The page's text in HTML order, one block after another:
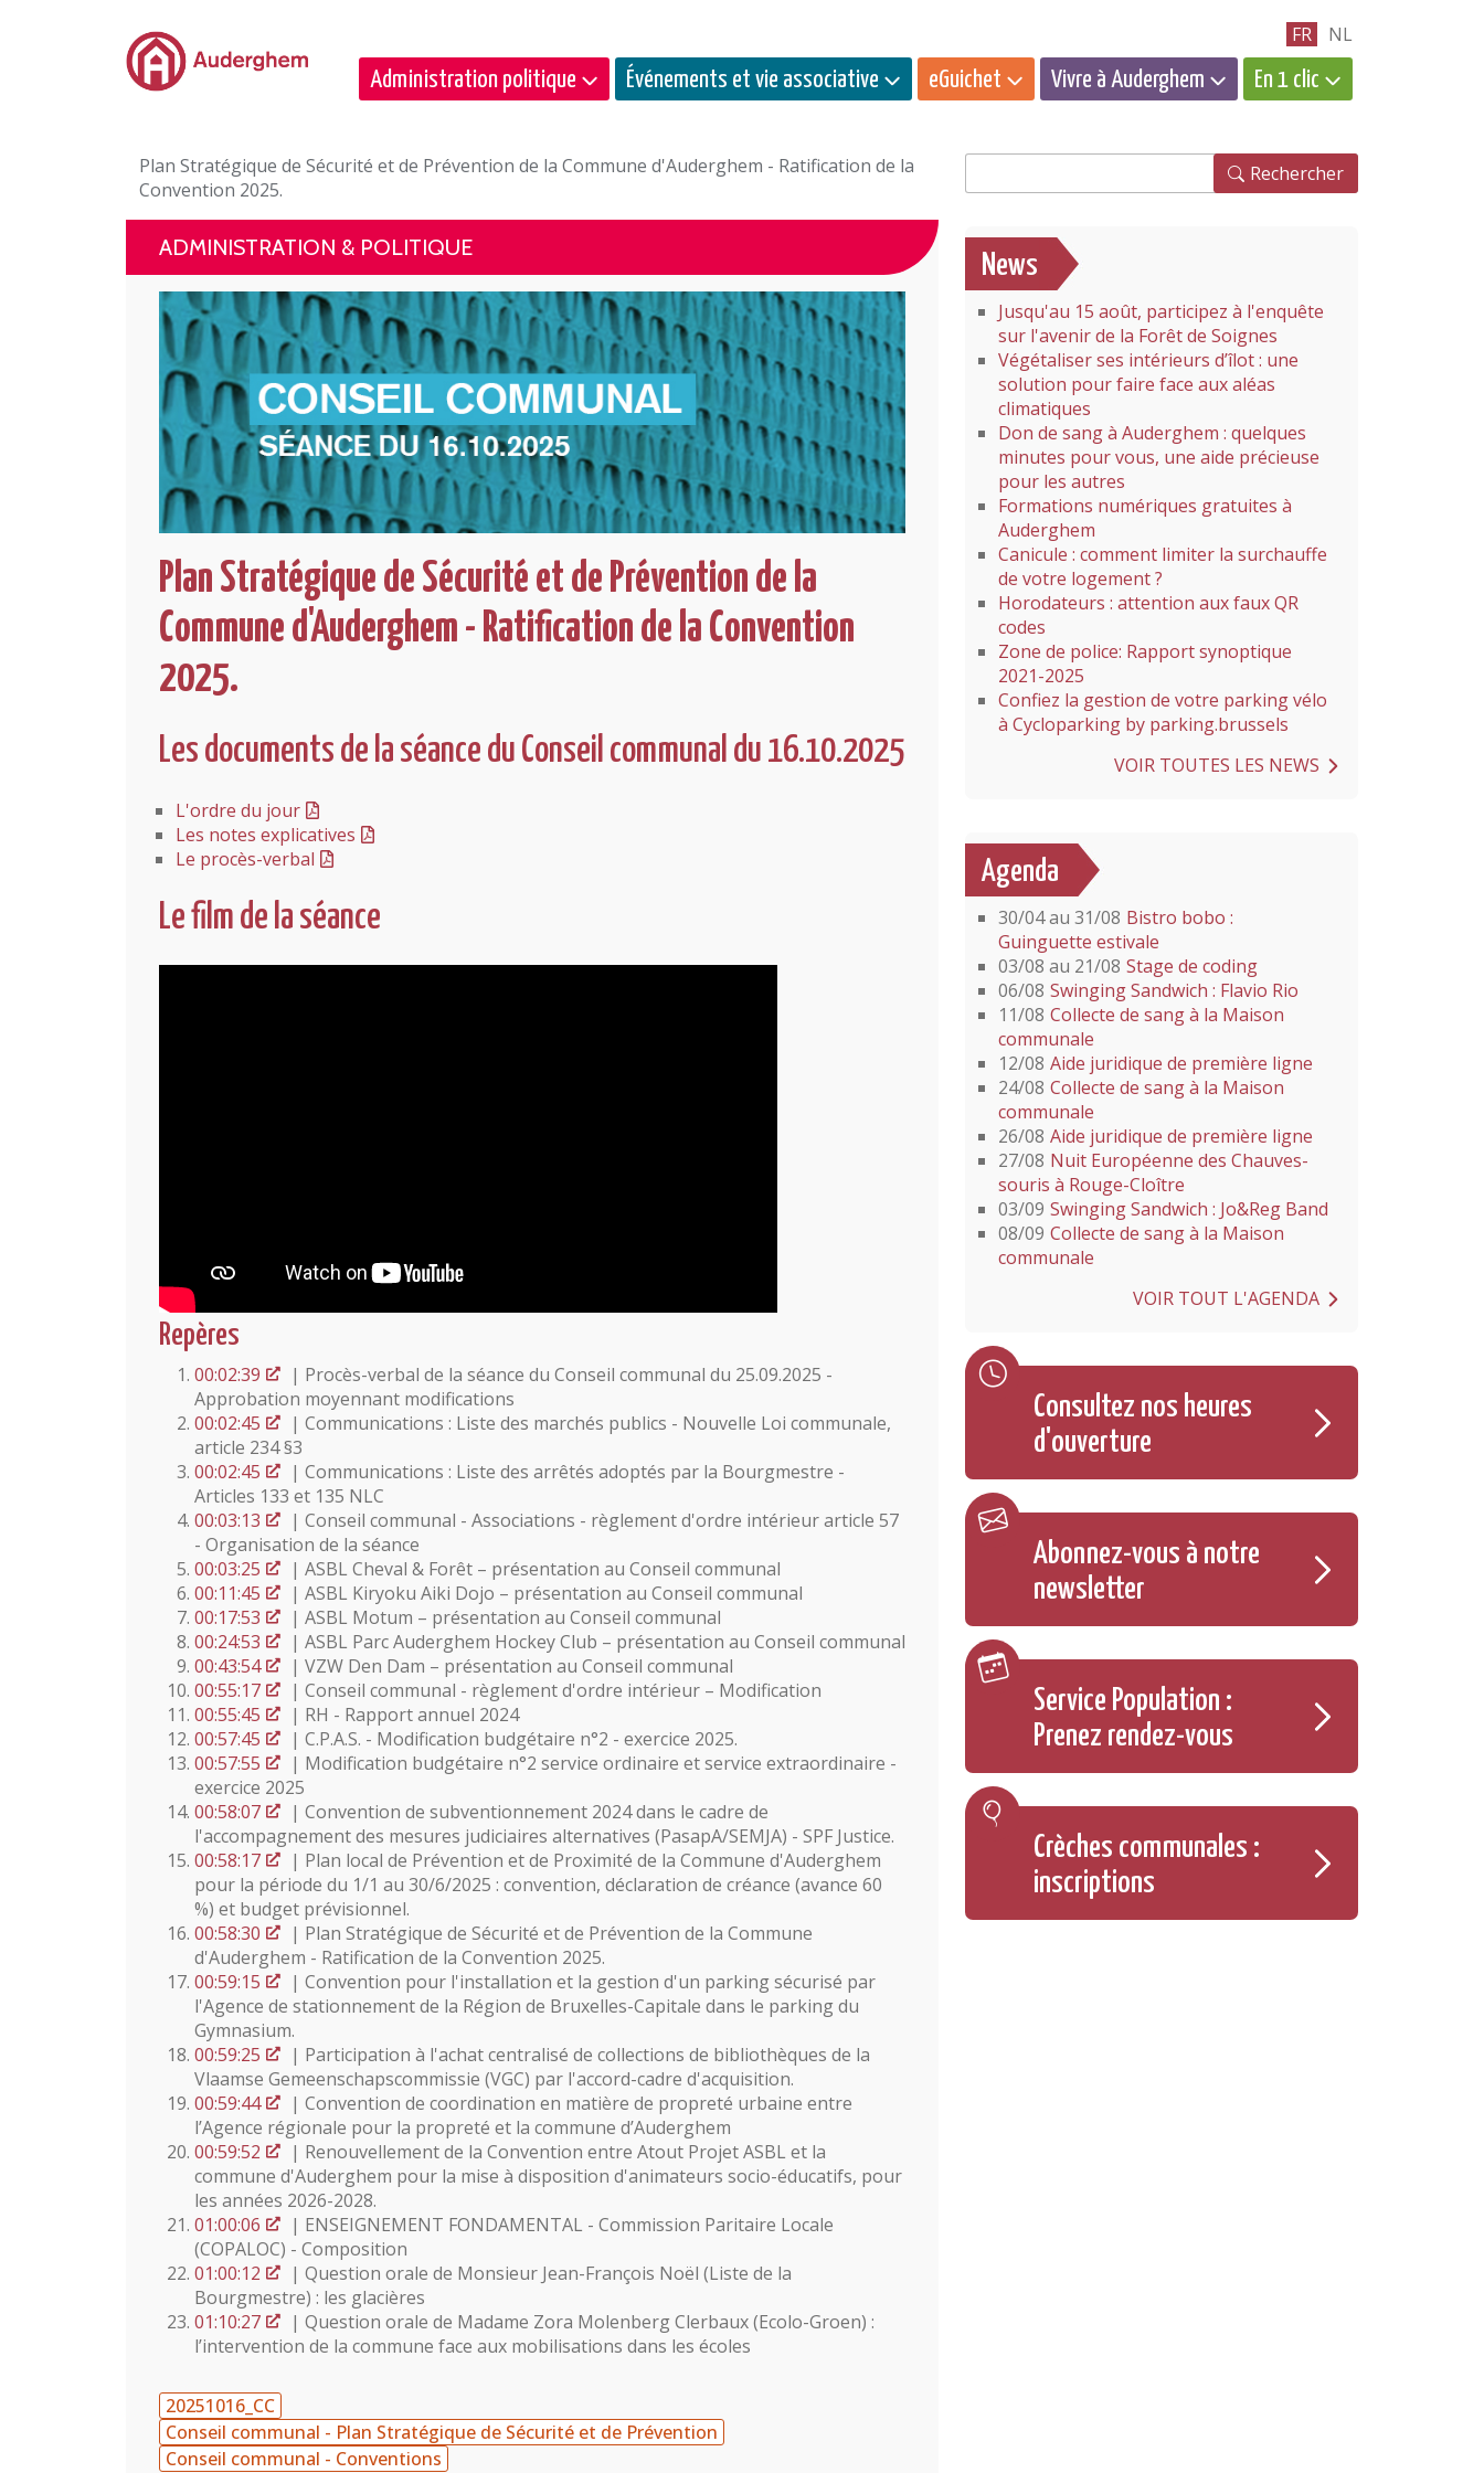
Passer au contenu principal FR NL
Administration politique Événements et vie associative eGuichet Vivre à Auderghem En 1 clic
Plan Stratégique de Sécurité et de Prévention de la Commune d'Auderghem - Ratification de la
Convention 2025.
ADMINISTRATION & POLITIQUE
Plan Stratégique de Sécurité et de Prévention de la
Commune d'Auderghem - Ratification de la Convention
2025.
Les documents de la séance du Conseil communal du 16.10.2025
L'ordre du jour
Les notes explicatives
Le procès-verbal
Le film de la séance
Repères
00:02:39
| Procès-verbal de la séance du Conseil communal du 25.09.2025 -
Approbation moyennant modifications
00:02:45
| Communications : Liste des marchés publics - Nouvelle Loi communale,
article 234 §3
00:02:45
| Communications : Liste des arrêtés adoptés par la Bourgmestre -
Articles 133 et 135 NLC
00:03:13
| Conseil communal - Associations - règlement d'ordre intérieur article 57
- Organisation de la séance
00:03:25
| ASBL Cheval & Forêt – présentation au Conseil communal
00:11:45
| ASBL Kiryoku Aiki Dojo – présentation au Conseil communal
00:17:53
| ASBL Motum – présentation au Conseil communal
00:24:53
| ASBL Parc Auderghem Hockey Club – présentation au Conseil communal
00:43:54
| VZW Den Dam – présentation au Conseil communal
00:55:17
| Conseil communal - règlement d'ordre intérieur – Modification
00:55:45
| RH - Rapport annuel 2024
00:57:45
| C.P.A.S. - Modification budgétaire n°2 - exercice 2025.
00:57:55
| Modification budgétaire n°2 service ordinaire et service extraordinaire -
exercice 2025
00:58:07
| Convention de subventionnement 2024 dans le cadre de
l'accompagnement des mesures judiciaires alternatives (PasapA/SEMJA) - SPF Justice.
00:58:17
| Plan local de Prévention et de Proximité de la Commune d'Auderghem
pour la période du 1/1 au 30/6/2025 : convention, déclaration de créance (avance 60
%) et budget prévisionnel.
00:58:30
| Plan Stratégique de Sécurité et de Prévention de la Commune
d'Auderghem - Ratification de la Convention 2025.
00:59:15
| Convention pour l'installation et la gestion d'un parking sécurisé par
l'Agence de stationnement de la Région de Bruxelles-Capitale dans le parking du
Gymnasium.
00:59:25
| Participation à l'achat centralisé de collections de bibliothèques de la
Vlaamse Gemeenschapscommissie (VGC) par l'accord-cadre d'acquisition.
00:59:44
| Convention de coordination en matière de propreté urbaine entre
l’Agence régionale pour la propreté et la commune d’Auderghem
00:59:52
| Renouvellement de la Convention entre Atout Projet ASBL et la
commune d'Auderghem pour la mise à disposition d'animateurs socio-éducatifs, pour
les années 2026-2028.
01:00:06
| ENSEIGNEMENT FONDAMENTAL - Commission Paritaire Locale
(COPALOC) - Composition
01:00:12
| Question orale de Monsieur Jean-François Noël (Liste de la
Bourgmestre) : les glacières
01:10:27
| Question orale de Madame Zora Molenberg Clerbaux (Ecolo-Groen) :
l’intervention de la commune face aux mobilisations dans les écoles
20251016_CC
Conseil communal - Plan Stratégique de Sécurité et de Prévention
Conseil communal - Conventions
Rechercher
News
Jusqu'au 15 août, participez à l'enquête
sur l'avenir de la Forêt de Soignes
Végétaliser ses intérieurs d’îlot : une
solution pour faire face aux aléas
climatiques
Don de sang à Auderghem : quelques
minutes pour vous, une aide précieuse
pour les autres
Formations numériques gratuites à
Auderghem
Canicule : comment limiter la surchauffe
de votre logement ?
Horodateurs : attention aux faux QR
codes
Zone de police: Rapport synoptique
2021-2025
Confiez la gestion de votre parking vélo
à Cycloparking by parking.brussels
VOIR TOUTES LES NEWS
Agenda
30/04 au 31/08 Bistro bobo :
Guinguette estivale
03/08 au 21/08 Stage de coding
06/08 Swinging Sandwich : Flavio Rio
11/08 Collecte de sang à la Maison
communale
12/08 Aide juridique de première ligne
24/08 Collecte de sang à la Maison
communale
26/08 Aide juridique de première ligne
27/08 Nuit Européenne des Chauves-
souris à Rouge-Cloître
03/09 Swinging Sandwich : Jo&Reg Band
08/09 Collecte de sang à la Maison
communale
VOIR TOUT L'AGENDA
Consultez nos heures
d'ouverture
Abonnez-vous à notre
newsletter
Service Population :
Prenez rendez-vous
Crèches communales :
inscriptions